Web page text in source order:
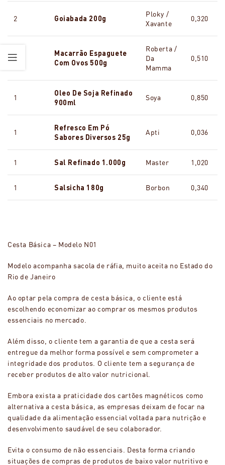
2 Goiabada 200g
Ploky /
Xavante
0,320
1
Macarrão Espaguete
Com Ovos 500g
Roberta /
Da
Mamma
0,510
1
Oleo De Soja Refinado
900ml
Soya 0,850
1
Refresco Em Pó
Sabores Diversos 25g
Apti 0,036
1 Sal Refinado 1.000g Master 1,020
1 Salsicha 180g Borbon 0,340
Cesta Básica – Modelo N01
Modelo acompanha sacola de ráfia, muito aceita no Estado do
Rio de Janeiro
Ao optar pela compra de cesta básica, o cliente está
escolhendo economizar ao comprar os mesmos produtos
essenciais no mercado.
Além disso, o cliente tem a garantia de que a cesta será
entregue da melhor forma possível e sem comprometer a
integridade dos produtos. O cliente tem a segurança de
receber produtos de alto valor nutricional.
Embora exista a praticidade dos cartões magnéticos como
alternativa a cesta básica, as empresas deixam de focar na
qualidade da alimentação essencial voltada para nutrição e
desenvolvimento saudável de seu colaborador.
Evita o consumo de não essenciais. Desta forma criando
situações de compras de produtos de baixo valor nutritivo e